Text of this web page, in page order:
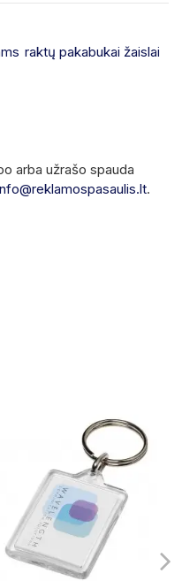
raktų pakabukai žaislai
arba užrašo spauda
.